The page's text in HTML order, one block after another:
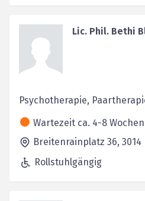
Lic. Phil. Bethi
Psychotherapie,
Wartezeit ca. 4-8 Wochen
Breitenrainplatz 36, 3014
Rollstuhlgängig